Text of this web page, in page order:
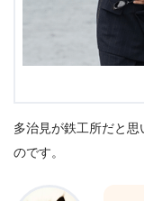
多治見が鉄工所だと
のです。